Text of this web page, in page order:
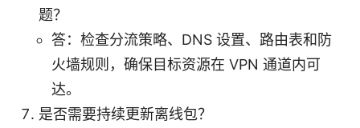
题？
答：检查分流策略、DNS 设置、路由表和防
火墙规则，确保目标资源在 VPN 通道内可
达。
是否需要持续更新离线包？